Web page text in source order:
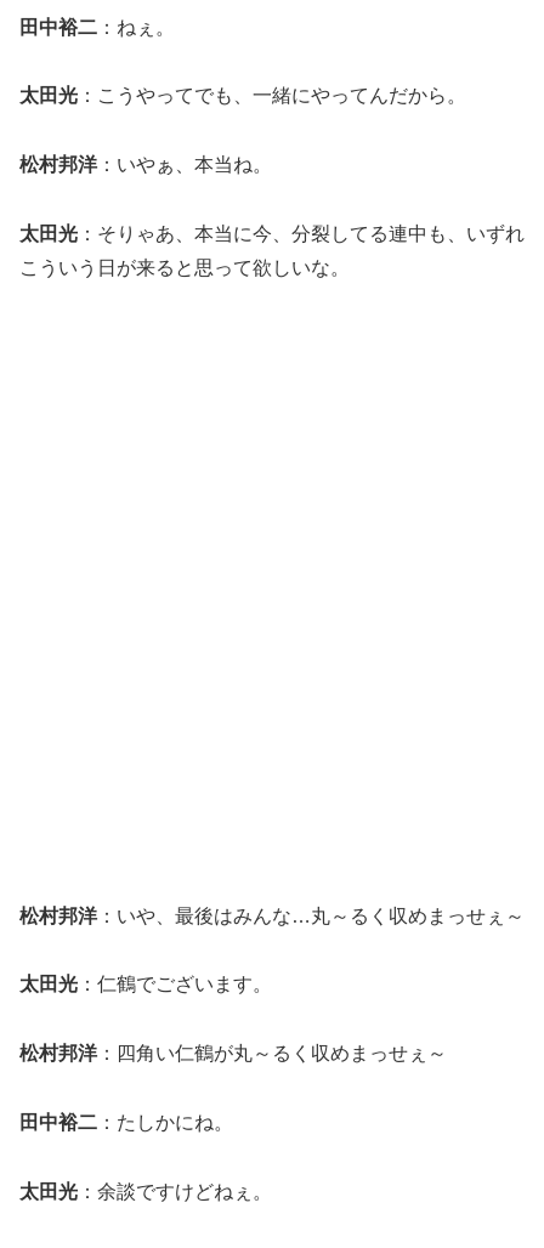
田中裕二 ：ねぇ。
太田光 ：こうやってでも、一緒にやってんだから。
松村邦洋：いやぁ、本当ね。
太田光 ：そりゃあ、本当に今、分裂してる連中も、いずれ
こういう日が来ると思って欲しいな。
松村邦洋：いや、最後はみんな…丸～るく収めまっせぇ～
太田光 ：仁鶴でございます。
松村邦洋：四角い仁鶴が丸～るく収めまっせぇ～
田中裕二 ：たしかにね。
太田光 ：余談ですけどねぇ。